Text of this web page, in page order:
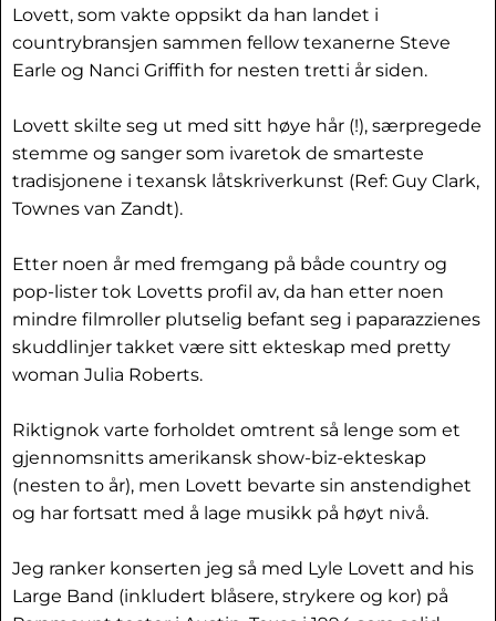
Lovett, som vakte oppsikt da han landet i
countrybransjen sammen fellow texanerne Steve
Earle og Nanci Griffith for nesten tretti år siden.
Lovett skilte seg ut med sitt høye hår (!), særpregede
stemme og sanger som ivaretok de smarteste
tradisjonene i texansk låtskriverkunst (Ref: Guy Clark,
Townes van Zandt).
Etter noen år med fremgang på både country og
pop-lister tok Lovetts profil av, da han etter noen
mindre filmroller plutselig befant seg i paparazzienes
skuddlinjer takket være sitt ekteskap med pretty
woman Julia Roberts.
Riktignok varte forholdet omtrent så lenge som et
gjennomsnitts amerikansk show-biz-ekteskap
(nesten to år), men Lovett bevarte sin anstendighet
og har fortsatt med å lage musikk på høyt nivå.
Jeg ranker konserten jeg så med Lyle Lovett and his
Large Band (inkludert blåsere, strykere og kor) på